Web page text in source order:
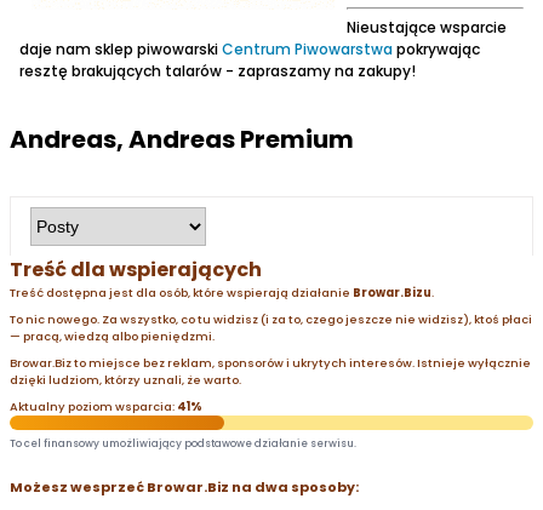
Nieustające wsparcie
daje nam sklep piwowarskiCentrum Piwowarstwapokrywając
resztę brakujących talarów - zapraszamy na zakupy!
Andreas, Andreas Premium
Treść dla wspierających
Treść dostępna jest dla osób, które wspierają działanie Browar.Bizu.
To nic nowego. Za wszystko, co tu widzisz (i za to, czego jeszcze nie widzisz), ktoś płaci
— pracą, wiedzą albo pieniędzmi.
Browar.Biz to miejsce bez reklam, sponsorów i ukrytych interesów. Istnieje wyłącznie
dzięki ludziom, którzy uznali, że warto.
Aktualny poziom wsparcia: 41%
To cel finansowy umożliwiający podstawowe działanie serwisu.
Możesz wesprzeć Browar.Biz na dwa sposoby: